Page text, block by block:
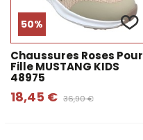
50%
Chaussures Roses Pour
Fille MUSTANG KIDS
48975
18,45 € 36,90 €